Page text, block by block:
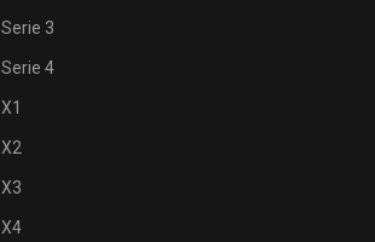
Serie 3
Serie 4
X1
X2
X3
X4